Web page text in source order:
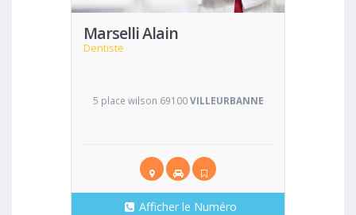
Marselli Alain
Dentiste
5 place wilson 69100VILLEURBANNE
Afficher le Numéro